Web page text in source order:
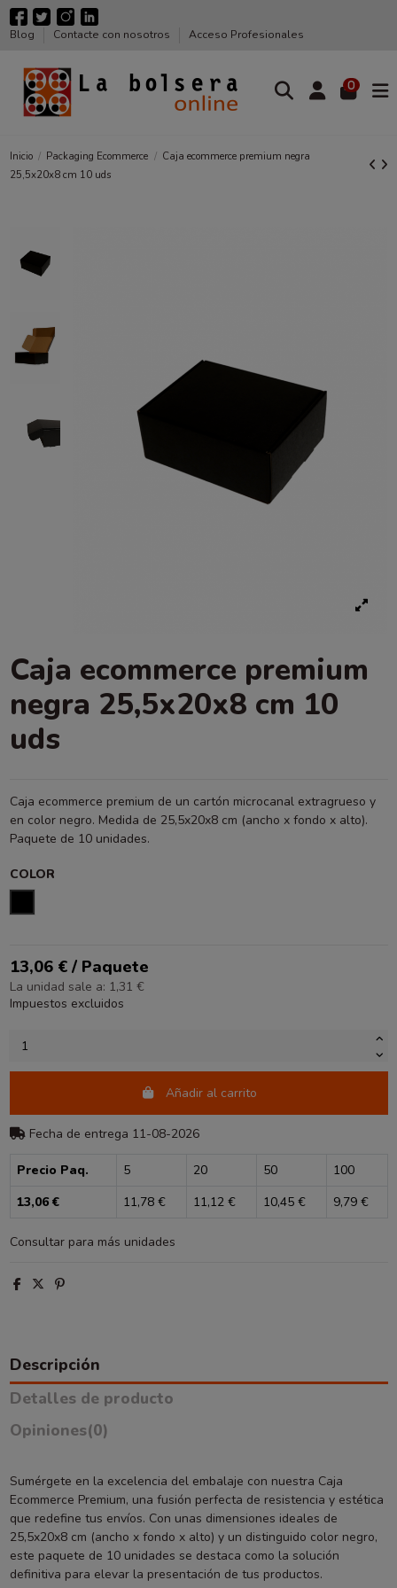
Blog Contacte con nosotros Acceso Profesionales
0
Inicio Packaging Ecommerce
Caja ecommerce premium negra
25,5x20x8 cm 10 uds
Caja ecommerce premium
negra 25,5x20x8 cm 10
uds
Caja ecommerce premium de un cartón microcanal extragrueso y
en color negro. Medida de 25,5x20x8 cm (ancho x fondo x alto).
Paquete de 10 unidades.
COLOR
13,06 € / Paquete
La unidad sale a: 1,31 €
Impuestos excluidos
Añadir al carrito
Fecha de entrega 11-08-2026
Precio Paq. 5 20 50
100
13,06 €
11,78 € 11,12 € 10,45 € 9,79 €
Consultar para más unidades
Descripción
Detalles de producto
Opiniones(0)
Sumérgete en la excelencia del embalaje con nuestra Caja
Ecommerce Premium, una fusión perfecta de resistencia y estética
que redefine tus envíos. Con unas dimensiones ideales de
25,5x20x8 cm (ancho x fondo x alto) y un distinguido color negro,
este paquete de 10 unidades se destaca como la solución
definitiva para elevar la presentación de tus productos.